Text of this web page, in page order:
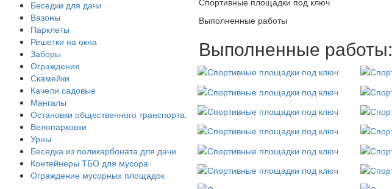
Беседки для дачи
Вазоны
Парклеты
Решетки на окна
Заборы
Ограждения
Скамейки
Качели садовые
Мангалы
Остановки общественного транспорта.
Велопарковки
Урны
Беседка из поликарбоната для дачи
Контейнеры ТБО для мусора
Ограждение мусорных площадок
Выполненные работы
Выполненные работы: